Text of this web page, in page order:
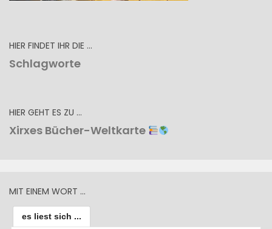
HIER FINDET IHR DIE …
Schlagworte
HIER GEHT ES ZU …
Xirxes Bücher-Weltkarte
MIT EINEM WORT …
es liest sich ...